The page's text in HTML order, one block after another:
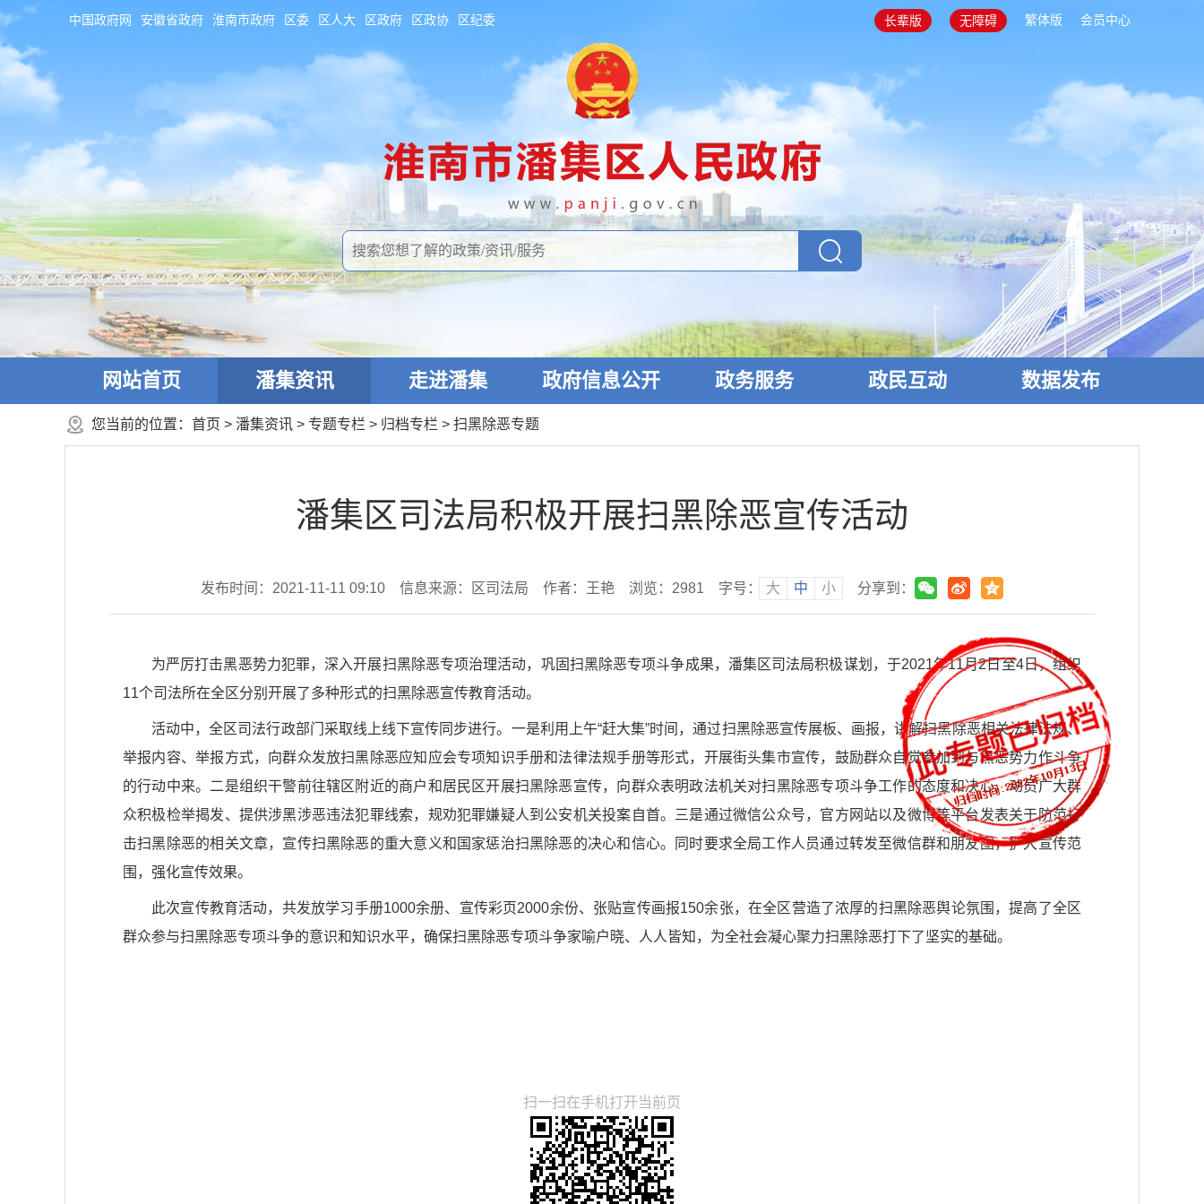
中国政府网 安徽省政府 淮南市政府 区委 区人大 区政府 区政协 区纪委 长辈版 无障碍 繁体版 会员中心
网站首页 潘集资讯 走进潘集 政府信息公开 政务服务 政民互动 数据发布
您当前的位置： 首页 > 潘集资讯 > 专题专栏 > 归档专栏 > 扫黑除恶专题
潘集区司法局积极开展扫黑除恶宣传活动
发布时间：2021-11-11 09:10 信息来源：区司法局 作者：王艳 浏览： 2981 字号： 大 中 小 分享到：
为严厉打击黑恶势力犯罪，深入开展扫黑除恶专项治理活动，巩固扫黑除恶专项斗争成果，潘集区司法局积极谋划，于2021年11月2日至4日，组织
11个司法所在全区分别开展了多种形式的扫黑除恶宣传教育活动。
活动中，全区司法行政部门采取线上线下宣传同步进行。一是利用上午“赶大集”时间，通过扫黑除恶宣传展板、画报，讲解扫黑除恶相关法律法规、
举报内容、举报方式，向群众发放扫黑除恶应知应会专项知识手册和法律法规手册等形式，开展街头集市宣传，鼓励群众自觉参加到与黑恶势力作斗争
的行动中来。二是组织干警前往辖区附近的商户和居民区开展扫黑除恶宣传，向群众表明政法机关对扫黑除恶专项斗争工作的态度和决心，动员广大群
众积极检举揭发、提供涉黑涉恶违法犯罪线索，规劝犯罪嫌疑人到公安机关投案自首。三是通过微信公众号，官方网站以及微博等平台发表关于防范打
击扫黑除恶的相关文章，宣传扫黑除恶的重大意义和国家惩治扫黑除恶的决心和信心。同时要求全局工作人员通过转发至微信群和朋友圈，扩大宣传范
围，强化宣传效果。
此次宣传教育活动，共发放学习手册1000余册、宣传彩页2000余份、张贴宣传画报150余张，在全区营造了浓厚的扫黑除恶舆论氛围，提高了全区
群众参与扫黑除恶专项斗争的意识和知识水平，确保扫黑除恶专项斗争家喻户晓、人人皆知，为全社会凝心聚力扫黑除恶打下了坚实的基础。
扫一扫在手机打开当前页